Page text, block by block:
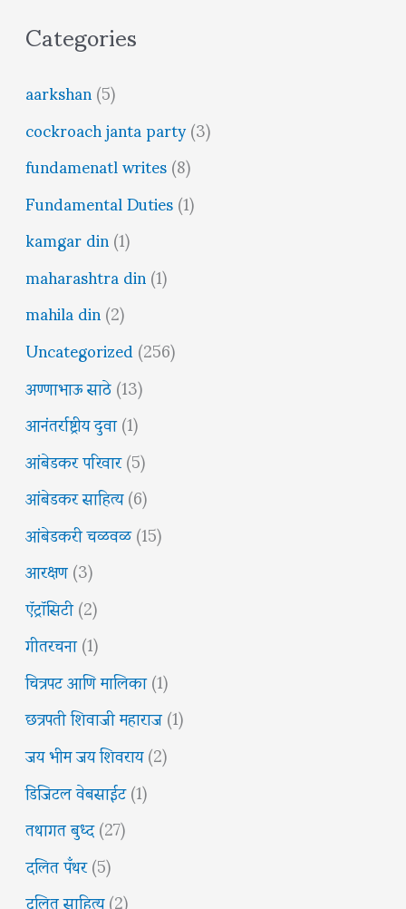
Categories
aarkshan(5)
cockroach janta party(3)
fundamenatl writes(8)
Fundamental Duties(1)
kamgar din(1)
maharashtra din(1)
mahila din(2)
Uncategorized(256)
अण्णाभाऊ साठे(13)
आनंतर्राष्ट्रीय दुवा(1)
आंबेडकर परिवार(5)
आंबेडकर साहित्य(6)
आंबेडकरी चळवळ(15)
आरक्षण(3)
ऍट्रॉसिटी(2)
गीतरचना(1)
चित्रपट आणि मालिका(1)
छत्रपती शिवाजी महाराज(1)
जय भीम जय शिवराय(2)
डिजिटल वेबसाईट(1)
तथागत बुध्द(27)
दलित पँथर(5)